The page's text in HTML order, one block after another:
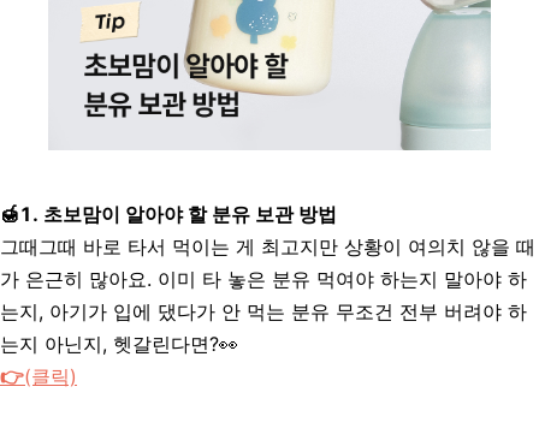
🍯1. 초보맘이 알아야 할 분유 보관 방법
그때그때 바로 타서 먹이는 게 최고지만 상황이 여의치 않을 때
가 은근히 많아요. 이미 타 놓은 분유 먹여야 하는지 말아야 하
는지, 아기가 입에 댔다가 안 먹는 분유 무조건 전부 버려야 하
는지 아닌지, 헷갈린다면?👀
👉(클릭)